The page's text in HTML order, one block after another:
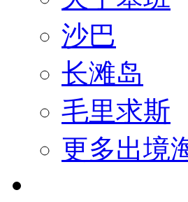
沙巴
长滩岛
毛里求斯
更多出境